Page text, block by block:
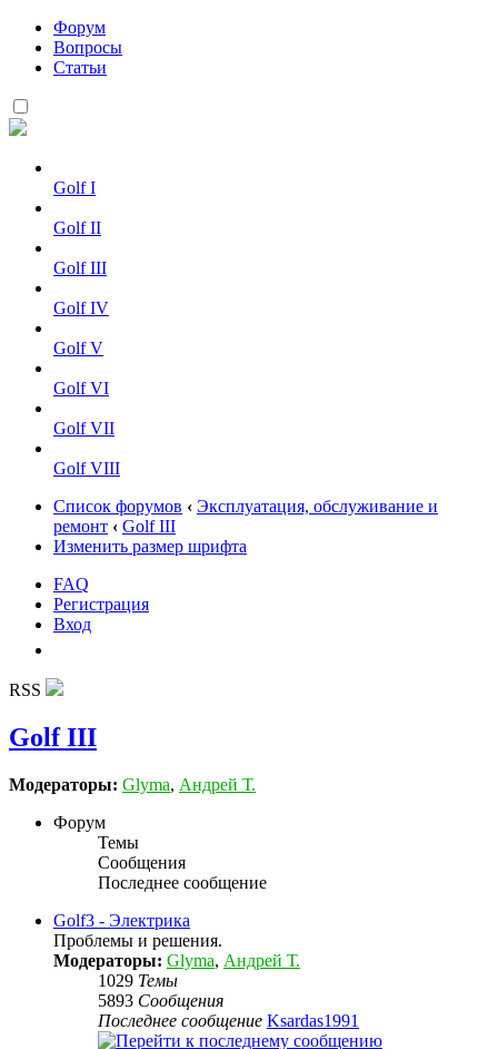
Форум
Вопросы
Статьи
Golf I
Golf II
Golf III
Golf IV
Golf V
Golf VI
Golf VII
Golf VIII
Список форумов ‹ Эксплуатация, обслуживание и
ремонт ‹ Golf III
Изменить размер шрифта
FAQ
Регистрация
Вход
RSS
Golf III
Модераторы: Glyma, Андрей Т.
Форум
Темы
Сообщения
Последнее сообщение
Golf3 - Электрика
Проблемы и решения.
Модераторы: Glyma, Андрей Т.
1029 Темы
5893 Сообщения
Последнее сообщение Ksardas1991